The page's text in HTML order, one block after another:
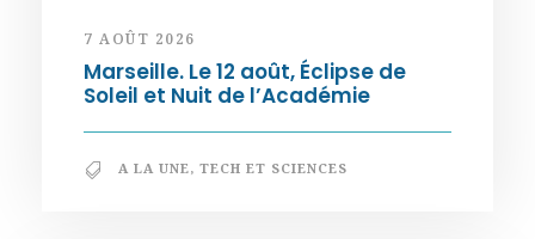
7 AOÛT 2026
Marseille. Le 12 août, Éclipse de
Soleil et Nuit de l’Académie
A LA UNE, TECH ET SCIENCES